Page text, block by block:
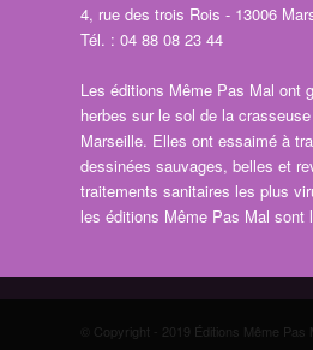
4, rue des trois Rois - 13006
Tél. : 04 88 08 23 44
Les éditions Même Pas Mal ont
herbes sur le sol de la
Marseille. Elles ont essaimé à
dessinées sauvages, belles et
traitements sanitaires les plus
les éditions Même Pas Mal sont
© Copyright - 2019 Éditions Même Pas